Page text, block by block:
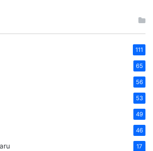
111
65
56
53
49
46
17